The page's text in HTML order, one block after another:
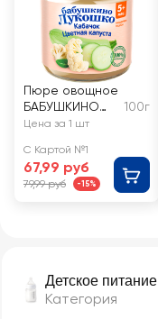
Детское питание
Категория
Пюре овощное
БАБУШКИНО
ЛУКОШКО
цветная
капуста, с 5
месяцев
100г
Цена за 1 шт
С Картой №1
67,99 руб
79,99 руб -15%